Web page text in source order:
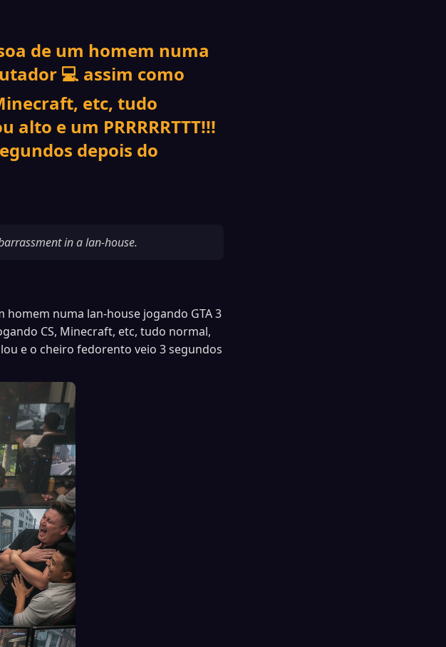
de um homem numa
💻 assim como
etc, tudo
e um PRRRRRTTT!!!
depois do
in a lan-house.
homem numa lan-house jogando GTA 3
CS, Minecraft, etc, tudo normal,
e o cheiro fedorento veio 3 segundos